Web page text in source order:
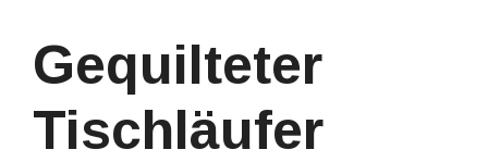
Gequilteter
Tischläufer